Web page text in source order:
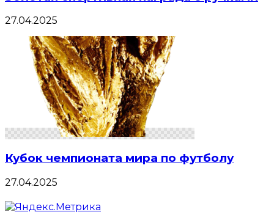
27.04.2025
Кубок чемпионата мира по футболу
27.04.2025